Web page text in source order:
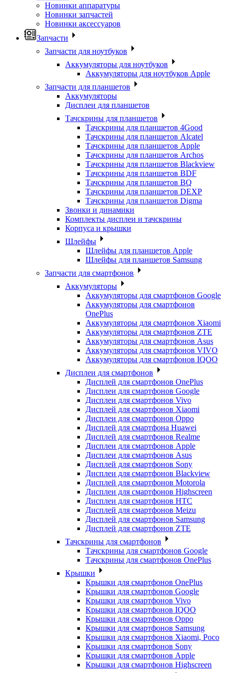
Новинки аппаратуры
Новинки запчастей
Новинки аксессуаров
Запчасти
Запчасти для ноутбуков
Аккумуляторы для ноутбуков
Аккумуляторы для ноутбуков Apple
Запчасти для планшетов
Аккумуляторы
Дисплеи для планшетов
Тачскрины для планшетов
Тачскрины для планшетов 4Good
Тачскрины для планшетов Alcatel
Тачскрины для планшетов Apple
Тачскрины для планшетов Archos
Тачскрины для планшетов Blackview
Тачскрины для планшетов BDF
Тачскрины для планшетов BQ
Тачскрины для планшетов DEXP
Тачскрины для планшетов Digma
Звонки и динамики
Комплекты дисплеи и тачскрины
Корпуса и крышки
Шлейфы
Шлейфы для планшетов Apple
Шлейфы для планшетов Samsung
Запчасти для смартфонов
Аккумуляторы
Аккумуляторы для смартфонов Google
Аккумуляторы для смартфонов
OnePlus
Аккумуляторы для смартфонов Xiaomi
Аккумуляторы для смартфонов ZTE
Аккумуляторы для cмартфонов Asus
Аккумуляторы для смартфонов VIVO
Аккумуляторы для смартфонов IQOO
Дисплеи для смартфонов
Дисплей для смартфонов OnePlus
Дисплеи для смартфонов Google
Дисплеи для смартфонов Vivo
Дисплей для смартфонов Xiaomi
Дисплеи для смартфонов Oppo
Дисплей для смартфона Huawei
Дисплей для смартфонов Realme
Дисплеи для смартфонов Apple
Дисплеи для смартфонов Asus
Дисплей для смартфонов Sony
Дисплеи для смартфонов Blackview
Дисплей для смартфонов Motorola
Дисплеи для смартфонов Highscreen
Дисплеи для смартфонов HTC
Дисплей для смартфонов Meizu
Дисплей для смартфонов Samsung
Дисплей для смартфонов ZTE
Тачскрины для смартфонов
Тачскрины для смартфонов Google
Тачскрины для смартфонов OnePlus
Крышки
Крышки для смартфонов OnePlus
Крышки для смартфонов Google
Крышки для смартфонов Vivo
Крышки для смартфонов IQOO
Крышки для смартфонов Oppo
Крышки для смартфонов Samsung
Крышки для смартфонов Xiaomi, Poco
Крышки для смартфонов Sony
Крышки для смартфонов Apple
Крышки для смартфонов Highscreen